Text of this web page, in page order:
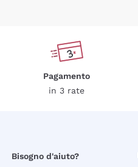
Pagamento
in 3 rate
Bisogno d'aiuto?